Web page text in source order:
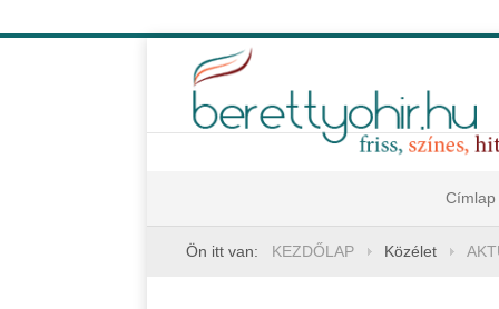
Címlap
Ön itt van: KEZDŐLAP Közélet